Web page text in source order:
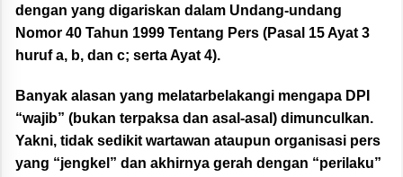
dengan yang digariskan dalam Undang-undang
Nomor 40 Tahun 1999 Tentang Pers (Pasal 15 Ayat 3
huruf a, b, dan c; serta Ayat 4).
Banyak alasan yang melatarbelakangi mengapa DPI
“wajib” (bukan terpaksa dan asal-asal) dimunculkan.
Yakni, tidak sedikit wartawan ataupun organisasi pers
yang “jengkel” dan akhirnya gerah dengan “perilaku”